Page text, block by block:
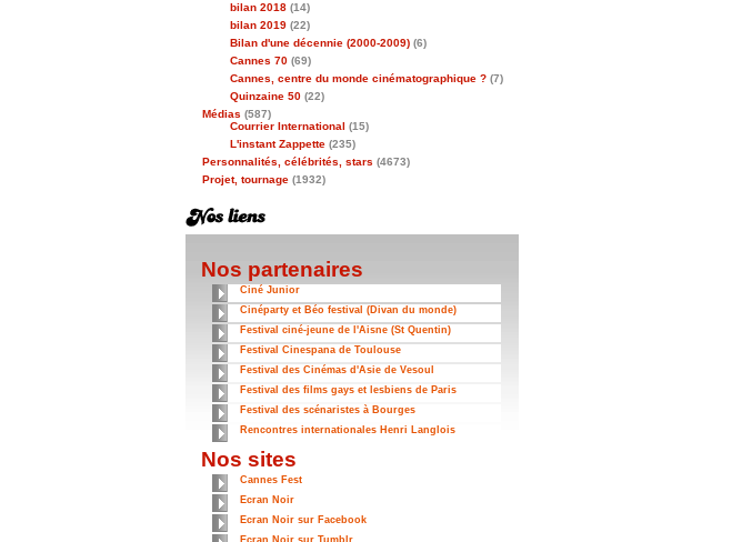
bilan 2018 (14)
bilan 2019 (22)
Bilan d'une décennie (2000-2009) (6)
Cannes 70 (69)
Cannes, centre du monde cinématographique ? (7)
Quinzaine 50 (22)
Médias (587)
Courrier International (15)
L'instant Zappette (235)
Personnalités, célébrités, stars (4673)
Projet, tournage (1932)
Nos partenaires
Ciné Junior
Cinéparty et Béo festival (Divan du monde)
Festival ciné-jeune de l'Aisne (St Quentin)
Festival Cinespana de Toulouse
Festival des Cinémas d'Asie de Vesoul
Festival des films gays et lesbiens de Paris
Festival des scénaristes à Bourges
Rencontres internationales Henri Langlois
Nos sites
Cannes Fest
Ecran Noir
Ecran Noir sur Facebook
Ecran Noir sur Tumblr